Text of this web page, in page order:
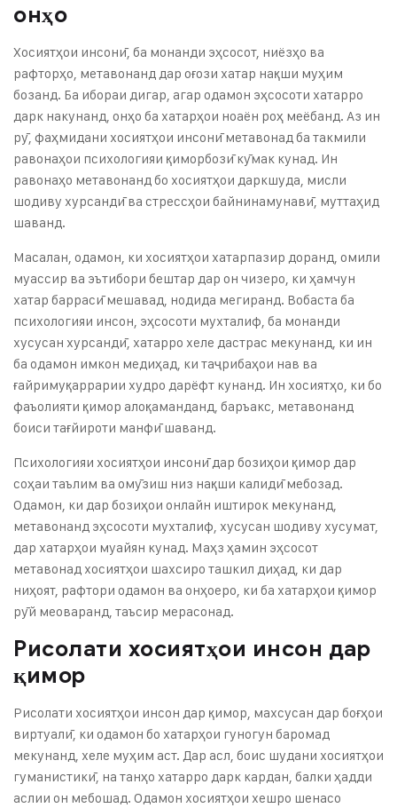
онҳо
Хосиятҳои инсонӣ, ба монанди эҳсосот, ниёзҳо ва
рафторҳо, метавонанд дар оғози хатар нақши муҳим
бозанд. Ба ибораи дигар, агар одамон эҳсосоти хатарро
дарк накунанд, онҳо ба хатарҳои ноаён роҳ меёбанд. Аз ин
рӯ, фаҳмидани хосиятҳои инсонӣ метавонад ба такмили
равонаҳои психологияи қиморбозӣ кӯмак кунад. Ин
равонаҳо метавонанд бо хосиятҳои даркшуда, мисли
шодиву хурсандӣ ва стрессҳои байнинамунавӣ, муттаҳид
шаванд.
Масалан, одамон, ки хосиятҳои хатарпазир доранд, омили
муассир ва эътибори бештар дар он чизеро, ки ҳамчун
хатар баррасӣ мешавад, нодида мегиранд. Вобаста ба
психологияи инсон, эҳсосоти мухталиф, ба монанди
хусусан хурсандӣ, хатарро хеле дастрас мекунанд, ки ин
ба одамон имкон медиҳад, ки таҷрибаҳои нав ва
ғайримуқаррарии худро дарёфт кунанд. Ин хосиятҳо, ки бо
фаъолияти қимор алоқаманданд, баръакс, метавонанд
боиси тағйироти манфӣ шаванд.
Психологияи хосиятҳои инсонӣ дар бозиҳои қимор дар
соҳаи таълим ва омӯзиш низ нақши калидӣ мебозад.
Одамон, ки дар бозиҳои онлайн иштирок мекунанд,
метавонанд эҳсосоти мухталиф, хусусан шодиву хусумат,
дар хатарҳои муайян кунад. Маҳз ҳамин эҳсосот
метавонад хосиятҳои шахсиро ташкил диҳад, ки дар
ниҳоят, рафтори одамон ва онҳоеро, ки ба хатарҳои қимор
рӯй меоваранд, таъсир мерасонад.
Рисолати хосиятҳои инсон дар
қимор
Рисолати хосиятҳои инсон дар қимор, махсусан дар боғҳои
виртуалӣ, ки одамон бо хатарҳои гуногун баромад
мекунанд, хеле муҳим аст. Дар асл, боис шудани хосиятҳои
гуманистикӣ, на танҳо хатарро дарк кардан, балки ҳадди
аслии он мебошад. Одамон хосиятҳои хешро шенасо